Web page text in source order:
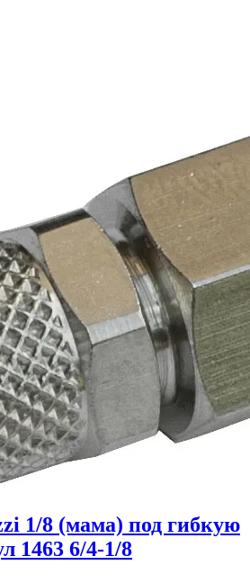
1/8 (мама) под гибкую
1463 6/4-1/8